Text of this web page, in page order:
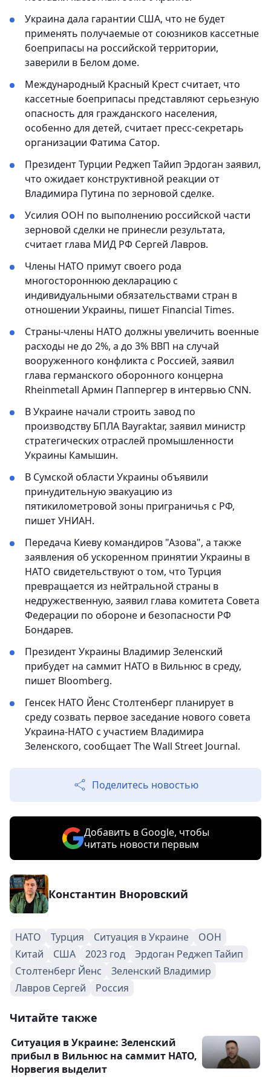
Украина дала гарантии США, что не будет
применять получаемые от союзников кассетные
боеприпасы на российской территории,
заверили в Белом доме.
Международный Красный Крест считает, что
кассетные боеприпасы представляют серьезную
опасность для гражданского населения,
особенно для детей, считает пресс-секретарь
организации Фатима Сатор.
Президент Турции Реджеп Тайип Эрдоган заявил,
что ожидает конструктивной реакции от
Владимира Путина по зерновой сделке.
Усилия ООН по выполнению российской части
зерновой сделки не принесли результата,
считает глава МИД РФ Сергей Лавров.
Члены НАТО примут своего рода
многостороннюю декларацию с
индивидуальными обязательствами стран в
отношении Украины, пишет Financial Times.
Страны-члены НАТО должны увеличить военные
расходы не до 2%, а до 3% ВВП на случай
вооруженного конфликта с Россией, заявил
глава германского оборонного концерна
Rheinmetall Армин Паппергер в интервью CNN.
В Украине начали строить завод по
производству БПЛА Bayraktar, заявил министр
стратегических отраслей промышленности
Украины Камышин.
В Сумской области Украины объявили
принудительную эвакуацию из
пятикилометровой зоны приграничья с РФ,
пишет УНИАН.
Передача Киеву командиров "Азова", а также
заявления об ускоренном принятии Украины в
НАТО свидетельствуют о том, что Турция
превращается из нейтральной страны в
недружественную, заявил глава комитета Совета
Федерации по обороне и безопасности РФ
Бондарев.
Президент Украины Владимир Зеленский
прибудет на саммит НАТО в Вильнюс в среду,
пишет Bloomberg.
Генсек НАТО Йенс Столтенберг планирует в
среду созвать первое заседание нового совета
Украина-НАТО с участием Владимира
Зеленского, сообщает The Wall Street Journal.
Поделитесь новостью
Добавить в Google, чтобы
читать новости первым
Константин Вноровский
НАТО Турция Ситуация в Украине
ООН
Китай
США 2023 год
Эрдоган Реджеп Тайип
Столтенберг Йенс
Зеленский Владимир
Лавров Сергей
Россия
Читайте также
Ситуация в Украине: Зеленский
прибыл в Вильнюс на саммит НАТО,
Норвегия выделит